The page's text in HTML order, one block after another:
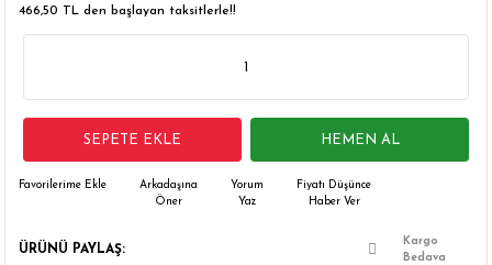
Derin Dondurucular
Mikrodalga Fırın
466,50 TL den başlayan taksitlerle!!
SEPETE EKLE HEMEN AL
Arkadaşına
Öner
Yorum
Yaz
Fiyatı Düşünce
Haber Ver
ÜRÜNÜ PAYLAŞ:
Kargo
Bedava